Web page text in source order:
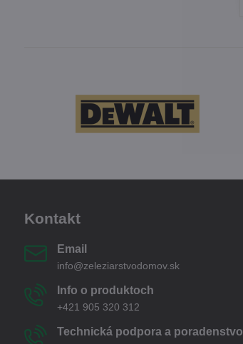
Kontakt
Email
info@zeleziarstvodomov.sk
Info o produktoch
+421 905 320 312
Technická podpora a poradenstvo